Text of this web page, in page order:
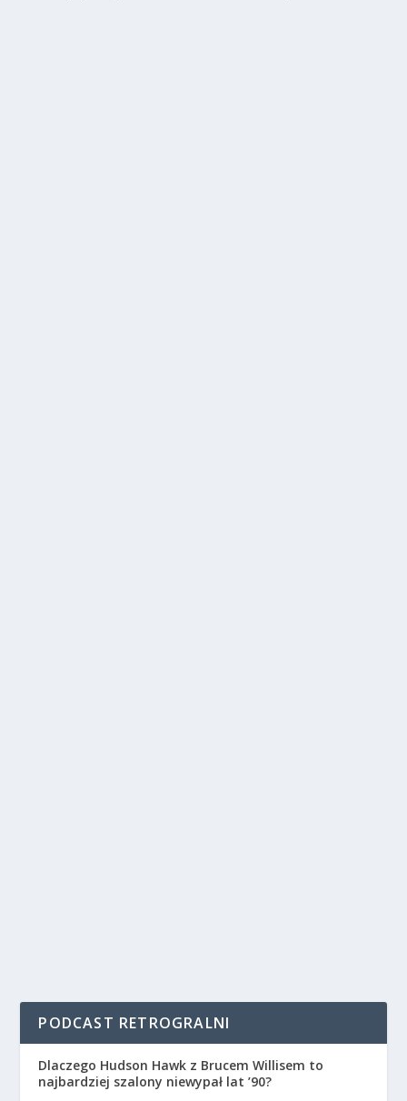
PODCAST RETROGRALNI
Dlaczego Hudson Hawk z Brucem Willisem to
najbardziej szalony niewypał lat ’90?